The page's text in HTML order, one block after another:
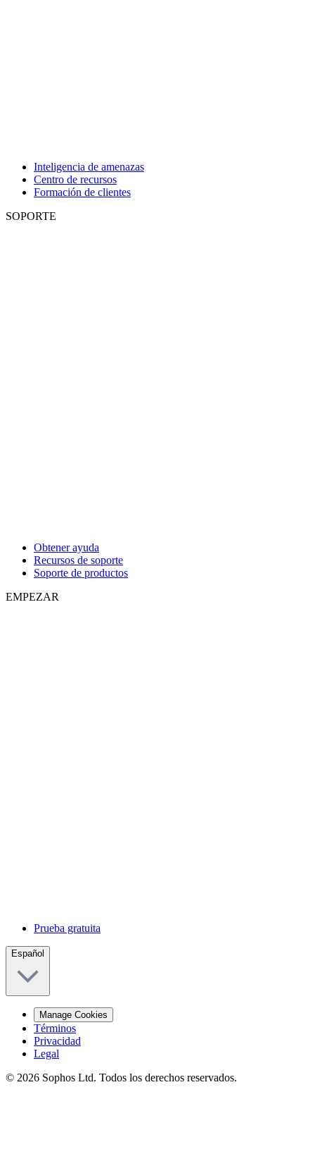
Inteligencia de amenazas
Centro de recursos
Formación de clientes
SOPORTE
Obtener ayuda
Recursos de soporte
Soporte de productos
EMPEZAR
Prueba gratuita
Español
Manage Cookies
Términos
Privacidad
Legal
© 2026 Sophos Ltd. Todos los derechos reservados.